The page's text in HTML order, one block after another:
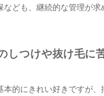
なども、継続的な管理が求
しつけや抜け毛に
本的にきれい好きですが